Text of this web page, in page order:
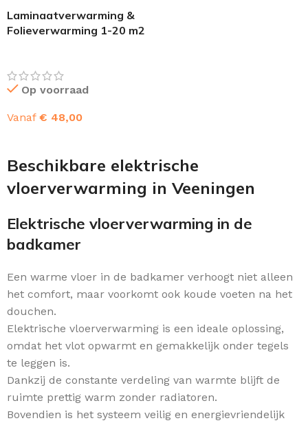
Laminaatverwarming &
Folieverwarming 1-20 m2
Op voorraad
Vanaf € 48,00
Beschikbare elektrische
vloerverwarming in Veeningen
Elektrische vloerverwarming in de
badkamer
Een warme vloer in de badkamer verhoogt niet alleen
het comfort, maar voorkomt ook koude voeten na het
douchen.
Elektrische vloerverwarming is een ideale oplossing,
omdat het vlot opwarmt en gemakkelijk onder tegels
te leggen is.
Dankzij de constante verdeling van warmte blijft de
ruimte prettig warm zonder radiatoren.
Bovendien is het systeem veilig en energievriendelijk